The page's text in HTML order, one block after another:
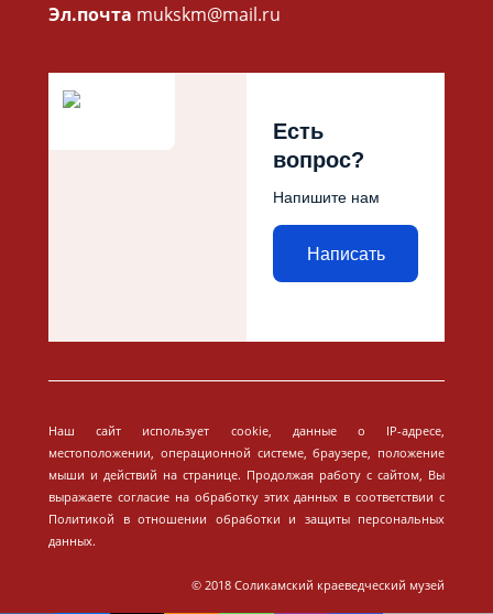
Эл.почта mukskm@mail.ru
Есть
вопрос?
Напишите нам
Написать
Наш сайт использует cookie, данные о IP-адресе,
местоположении, операционной системе, браузере, положение
мыши и действий на странице. Продолжая работу с сайтом, Вы
выражаете согласие на обработку этих данных в соответствии с
Политикой в отношении обработки и защиты персональных
данных.
© 2018 Соликамский краеведческий музей